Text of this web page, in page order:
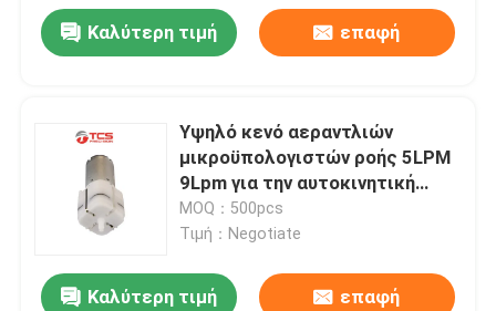
Καλύτερη τιμή επαφή
Υψηλό κενό αεραντλιών
μικροϋπολογιστών ροής 5LPM
9Lpm για την αυτοκινητική
υποστήριξη μέσης
MOQ：500pcs
Τιμή：Negotiate
Καλύτερη τιμή επαφή